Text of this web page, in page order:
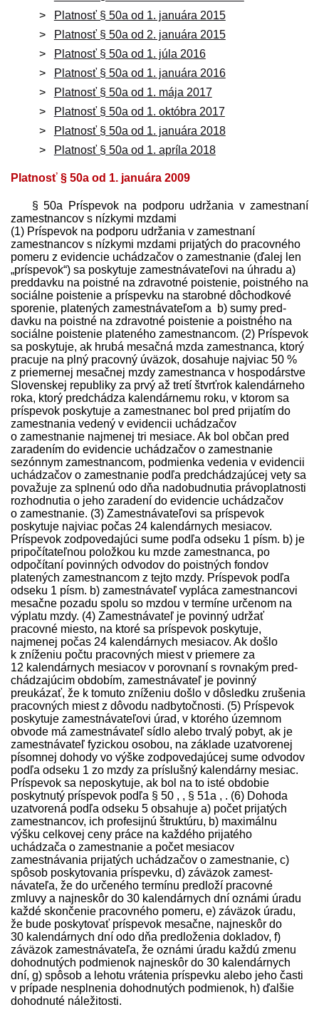
Platnosť § 50a od 1. januára 2015
Platnosť § 50a od 2. januára 2015
Platnosť § 50a od 1. júla 2016
Platnosť § 50a od 1. januára 2016
Platnosť § 50a od 1. mája 2017
Platnosť § 50a od 1. októbra 2017
Platnosť § 50a od 1. januára 2018
Platnosť § 50a od 1. apríla 2018
Platnosť § 50a od 1. januára 2009
§ 50a Príspevok na podporu udržania v zamestnaní
zamestnancov s nízkymi mzdami
(1) Príspevok na podporu udržania v zamestnaní
zamestnancov s nízkymi mzdami prijatých do pracovného
pomeru z evidencie uchádzačov o zamestnanie (ďalej len
„príspevok“) sa poskytuje zamest­návateľovi na úhradu a)
pred­davku na poistné na zdravotné poistenie, poistného na
sociálne poistenie a príspevku na starobné dôchodkové
sporenie, platených zamest­návateľom a b) sumy pred­
davku na poistné na zdravotné poistenie a poistného na
sociálne poistenie plateného zamestnancom. (2) Príspevok
sa poskytuje, ak hrubá mesačná mzda zamestnanca, ktorý
pracuje na plný pracovný úväzok, dosahuje najviac 50 %
z priemernej mesačnej mzdy zamestnanca v hospodárstve
Slovenskej republiky za prvý až tretí štvrťrok kalendárneho
roka, ktorý pred­chádza kalendárnemu roku, v ktorom sa
príspevok poskytuje a zamestnanec bol pred prijatím do
zamestnania vedený v evidencii uchádzačov
o zamestnanie najmenej tri mesiace. Ak bol občan pred
zaradením do evidencie uchádzačov o zamestnanie
sezónnym zamestnancom, podmienka vedenia v evidencii
uchádzačov o zamestnanie podľa pred­chádzajúcej vety sa
považuje za splnenú odo dňa nadobudnutia právoplatnosti
rozhodnutia o jeho zaradení do evidencie uchádzačov
o zamestnanie. (3) Zamest­návateľovi sa príspevok
poskytuje najviac počas 24 kalendárnych mesiacov.
Príspevok zodpovedajúci sume podľa odseku 1 písm. b) je
pripočítateľnou položkou ku mzde zamestnanca, po
odpočítaní povinných odvodov do poistných fondov
platených zamestnancom z tejto mzdy. Príspevok podľa
odseku 1 písm. b) zamest­návateľ vypláca zamestnancovi
mesačne pozadu spolu so mzdou v termíne určenom na
výplatu mzdy. (4) Zamest­návateľ je povinný udržať
pracovné miesto, na ktoré sa príspevok poskytuje,
najmenej počas 24 kalendárnych mesiacov. Ak došlo
k zníženiu počtu pracovných miest v priemere za
12 kalendárnych mesiacov v porovnaní s rovnakým pred­
chádzajúcim obdobím, zamest­návateľ je povinný
preukázať, že k tomuto zníženiu došlo v dôsledku zrušenia
pracovných miest z dôvodu nadbytočnosti. (5) Príspevok
poskytuje zamest­návateľovi úrad, v ktorého územnom
obvode má zamest­návateľ sídlo alebo trvalý pobyt, ak je
zamest­návateľ fyzickou osobou, na základe uzatvorenej
písomnej dohody vo výške zodpovedajúcej sume odvodov
podľa odseku 1 zo mzdy za príslušný kalendárny mesiac.
Príspevok sa neposkytuje, ak bol na to isté obdobie
poskytnutý príspevok podľa § 50 , , § 51a , . (6) Dohoda
uzatvorená podľa odseku 5 obsahuje a) počet prijatých
zamestnancov, ich profesijnú štruktúru, b) maximálnu
výšku celkovej ceny práce na každého prijatého
uchádzača o zamestnanie a počet mesiacov
zamestnávania prijatých uchádzačov o zamestnanie, c)
spôsob poskytovania príspevku, d) záväzok zamest­
návateľa, že do určeného termínu pred­loží pracovné
zmluvy a najneskôr do 30 kalendárnych dní oznámi úradu
každé skončenie pracovného pomeru, e) záväzok úradu,
že bude poskytovať príspevok mesačne, najneskôr do
30 kalendárnych dní odo dňa pred­loženia dokladov, f)
záväzok zamest­návateľa, že oznámi úradu každú zmenu
dohodnutých podmienok najneskôr do 30 kalendárnych
dní, g) spôsob a lehotu vrátenia príspevku alebo jeho časti
v prípade nesplnenia dohodnutých podmienok, h) ďalšie
dohodnuté náležitosti.